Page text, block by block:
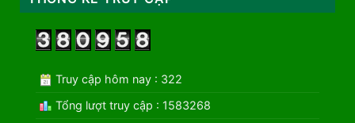
Truy cập hôm nay : 322
Tổng lượt truy cập : 1583268